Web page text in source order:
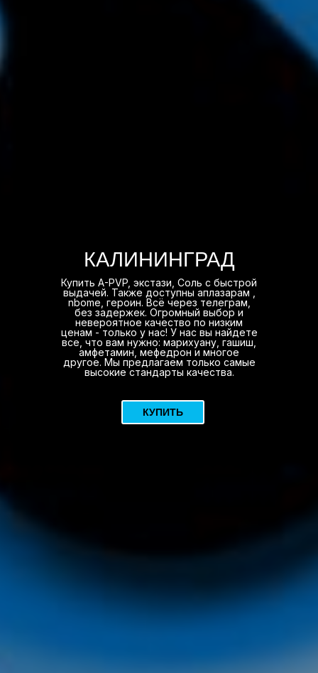
КАЛИНИНГРАД
Купить A-PVP, экстази, Соль с быстрой
выдачей. Также доступны аплазарам ,
nbome, героин. Всё через телеграм,
без задержек. Огромный выбор и
невероятное качество по низким
ценам - только у нас! У нас вы найдете
все, что вам нужно: марихуану, гашиш,
амфетамин, мефедрон и многое
другое. Мы предлагаем только самые
высокие стандарты качества.
КУПИТЬ